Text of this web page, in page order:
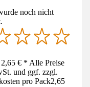
noch nicht
€ * Alle Preise
und ggf. zzgl.
pro Pack2,65